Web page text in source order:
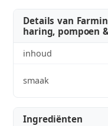
Details van
haring, pompoen
inhoud
smaak
Ingrediënten